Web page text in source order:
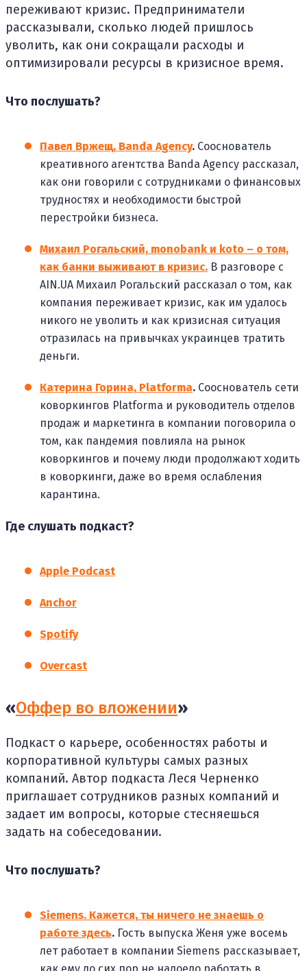
переживают кризис. Предприниматели
рассказывали, сколько людей пришлось
уволить, как они сокращали расходы и
оптимизировали ресурсы в кризисное время.
Что послушать?
Павел Вржещ, Banda Agency. Сооснователь
креативного агентства Banda Agency рассказал,
как они говорили с сотрудниками о финансовых
трудностях и необходимости быстрой
перестройки бизнеса.
Михаил Рогальский, monobank и koto – о том,
как банки выживают в кризис. В разговоре с
AIN.UA Михаил Рогальский рассказал о том, как
компания переживает кризис, как им удалось
никого не уволить и как кризисная ситуация
отразилась на привычках украинцев тратить
деньги.
Катерина Горина, Platforma. Сооснователь сети
коворкингов Platforma и руководитель отделов
продаж и маркетинга в компании поговорила о
том, как пандемия повлияла на рынок
коворкингов и почему люди продолжают ходить
в коворкинги, даже во время ослабления
карантина.
Где слушать подкаст?
Apple Podcast
Anchor
Spotify
Overcast
«Оффер во вложении»
Подкаст о карьере, особенностях работы и
корпоративной культуры самых разных
компаний. Автор подкаста Леся Черненко
приглашает сотрудников разных компаний и
задает им вопросы, которые стесняешься
задать на собеседовании.
Что послушать?
Siemens. Кажется, ты ничего не знаешь о
работе здесь. Гость выпуска Женя уже восемь
лет работает в компании Siemens рассказывает,